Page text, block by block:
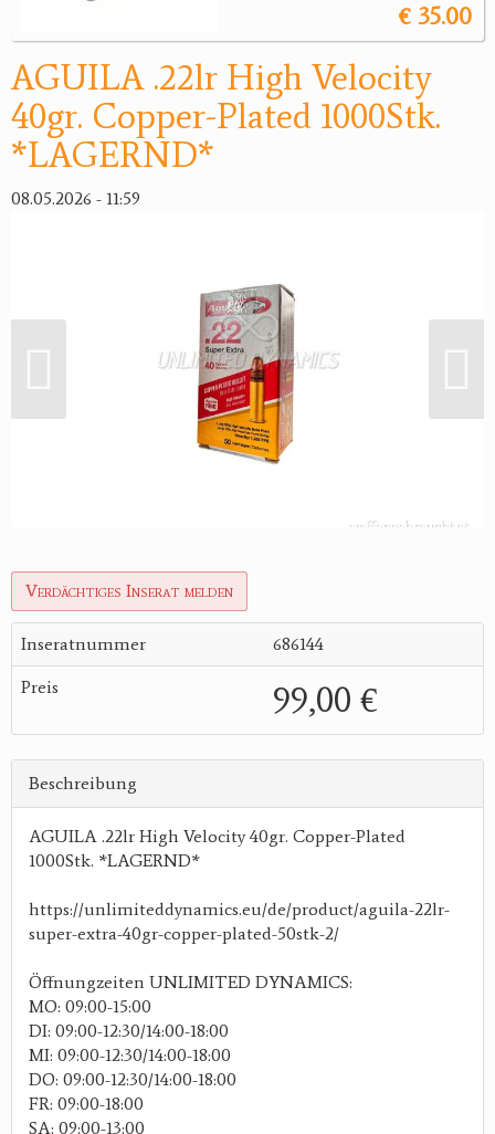
Reviereinrichtungen
€ 35.00
AGUILA .22lr High Velocity
40gr. Copper-Plated 1000Stk.
*LAGERND*
08.05.2026 - 11:59
Verdächtiges Inserat melden
Inseratnummer 686144
Preis 99,00 €
Beschreibung
AGUILA .22lr High Velocity 40gr. Copper-Plated
1000Stk. *LAGERND*
https://unlimiteddynamics.eu/de/product/aguila-22lr-
super-extra-40gr-copper-plated-50stk-2/
Öffnungzeiten UNLIMITED DYNAMICS:
MO: 09:00-15:00
DI: 09:00-12:30/14:00-18:00
MI: 09:00-12:30/14:00-18:00
DO: 09:00-12:30/14:00-18:00
FR: 09:00-18:00
SA: 09:00-13:00